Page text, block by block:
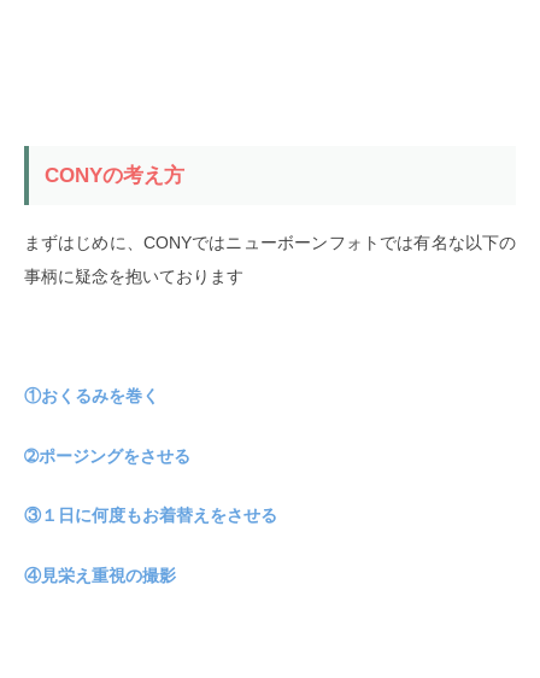
CONYの考え方
まずはじめに、CONYではニューボーンフォトでは有名な以下の
事柄に疑念を抱いております
①おくるみを巻く
➁ポージングをさせる
③１日に何度もお着替えをさせる
④見栄え重視の撮影